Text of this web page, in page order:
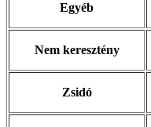
Egyéb
Nem keresztény
Zsidó